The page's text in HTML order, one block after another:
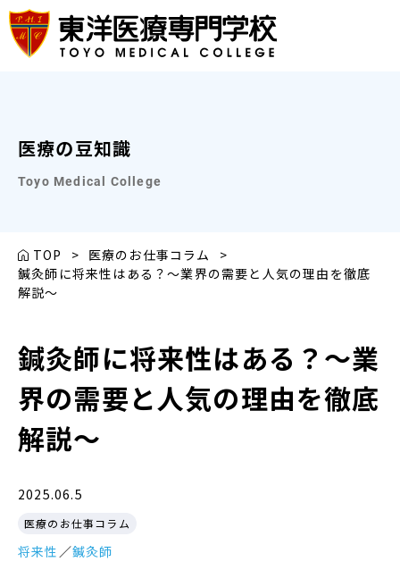
医療の豆知識
Toyo Medical College
TOP > 医療のお仕事コラム
>
鍼灸師に将来性はある？〜業界の需要と人気の理由を徹底
解説〜
鍼灸師に将来性はある？〜業
界の需要と人気の理由を徹底
解説〜
2025.06.5
医療のお仕事コラム
将来性 ／鍼灸師